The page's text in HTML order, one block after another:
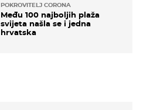
POKROVITELJ CORONA
Među 100 najboljih plaža
svijeta našla se i jedna
hrvatska